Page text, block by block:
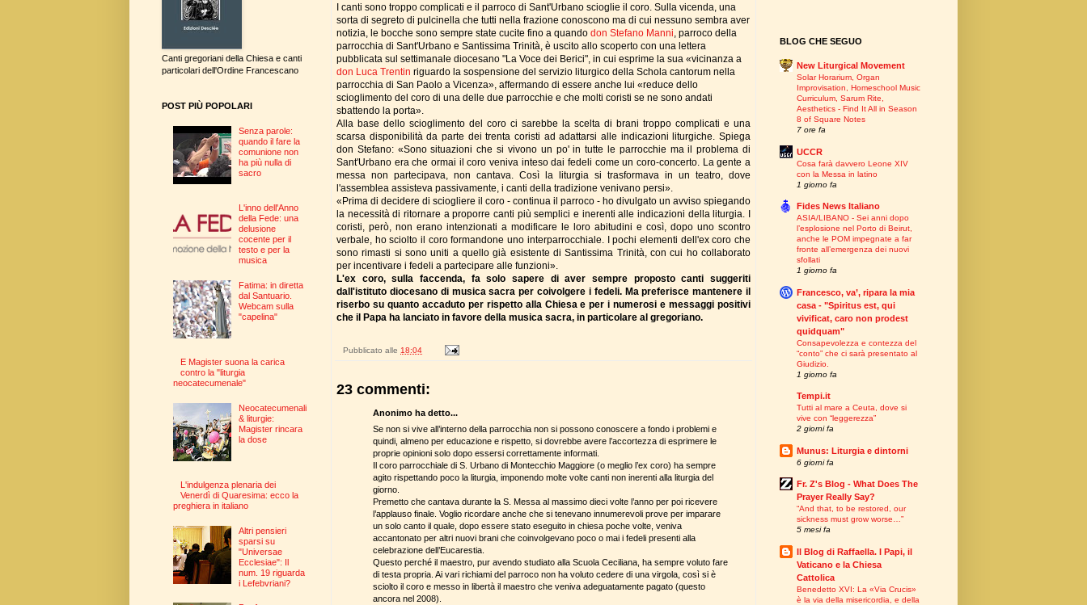
I canti sono troppo complicati e il parroco di Sant'Urbano scioglie il coro. Sulla vicenda, una
sorta di segreto di pulcinella che tutti nella frazione conoscono ma di cui nessuno sembra aver
notizia, le bocche sono sempre state cucite fino a quando don Stefano Manni , parroco della
parrocchia di Sant'Urbano e Santissima Trinità, è uscito allo scoperto con una lettera
pubblicata sul settimanale diocesano "La Voce dei Berici", in cui esprime la sua «vicinanza a
don Luca Trentin riguardo la sospensione del servizio liturgico della Schola cantorum nella
parrocchia di San Paolo a Vicenza», affermando di essere anche lui «reduce dello
scioglimento del coro di una delle due parrocchie e che molti coristi se ne sono andati
sbattendo la porta».
Alla base dello scioglimento del coro ci sarebbe la scelta di brani troppo complicati e una
scarsa disponibilità da parte dei trenta coristi ad adattarsi alle indicazioni liturgiche. Spiega
don Stefano: «Sono situazioni che si vivono un po' in tutte le parrocchie ma il problema di
Sant'Urbano era che ormai il coro veniva inteso dai fedeli come un coro-concerto. La gente a
messa non partecipava, non cantava. Così la liturgia si trasformava in un teatro, dove
l'assemblea assisteva passivamente, i canti della tradizione venivano persi».
«Prima di decidere di sciogliere il coro - continua il parroco - ho divulgato un avviso spiegando
la necessità di ritornare a proporre canti più semplici e inerenti alle indicazioni della liturgia. I
coristi, però, non erano intenzionati a modificare le loro abitudini e così, dopo uno scontro
verbale, ho sciolto il coro formandone uno interparrocchiale. I pochi elementi dell'ex coro che
sono rimasti si sono uniti a quello già esistente di Santissima Trinità, con cui ho collaborato
per incentivare i fedeli a partecipare alle funzioni».
L'ex coro, sulla faccenda, fa solo sapere di aver sempre proposto canti suggeriti
dall'istituto diocesano di musica sacra per coivolgere i fedeli. Ma preferisce mantenere il
riserbo su quanto accaduto per rispetto alla Chiesa e per i numerosi e messaggi positivi
che il Papa ha lanciato in favore della musica sacra, in particolare al gregoriano.
Pubblicato alle 18:04
23 commenti:
Anonimo ha detto...
Se non si vive all’interno della parrocchia non si possono conoscere a fondo i problemi e
quindi, almeno per educazione e rispetto, si dovrebbe avere l’accortezza di esprimere le
proprie opinioni solo dopo essersi correttamente informati.
Il coro parrocchiale di S. Urbano di Montecchio Maggiore (o meglio l’ex coro) ha sempre
agito rispettando poco la liturgia, imponendo molte volte canti non inerenti alla liturgia del
giorno.
Premetto che cantava durante la S. Messa al massimo dieci volte l’anno per poi ricevere
l’applauso finale. Voglio ricordare anche che si tenevano innumerevoli prove per imparare
un solo canto il quale, dopo essere stato eseguito in chiesa poche volte, veniva
accantonato per altri nuovi brani che coinvolgevano poco o mai i fedeli presenti alla
celebrazione dell’Eucarestia.
Questo perché il maestro, pur avendo studiato alla Scuola Ceciliana, ha sempre voluto fare
di testa propria. Ai vari richiami del parroco non ha voluto cedere di una virgola, così si è
sciolto il coro e messo in libertà il maestro che veniva adeguatamente pagato (questo
ancora nel 2008).
Canti gregoriani della Chiesa e canti
particolari dell'Ordine Francescano
POST PIÙ POPOLARI
Senza parole:
quando il fare la
comunione non
ha più nulla di
sacro
L'inno dell'Anno
della Fede: una
delusione
cocente per il
testo e per la
musica
Fatima: in diretta
dal Santuario.
Webcam sulla
"capelina"
E Magister suona la carica
contro la "liturgia
neocatecumenale"
Neocatecumenali
& liturgie:
Magister rincara
la dose
L'indulgenza plenaria dei
Venerdì di Quaresima: ecco la
preghiera in italiano
Altri pensieri
sparsi su
"Universae
Ecclesiae": Il
num. 19 riguarda
i Lefebvriani?
BLOG CHE SEGUO
New Liturgical Movement
Solar Horarium, Organ
Improvisation, Homeschool Music
Curriculum, Sarum Rite,
Aesthetics - Find It All in Season
8 of Square Notes
7 ore fa
UCCR
Cosa farà davvero Leone XIV
con la Messa in latino
1 giorno fa
Fides News Italiano
ASIA/LIBANO - Sei anni dopo
l’esplosione nel Porto di Beirut,
anche le POM impegnate a far
fronte all’emergenza dei nuovi
sfollati
1 giorno fa
Francesco, va’, ripara la mia
casa - "Spiritus est, qui
vivificat, caro non prodest
quidquam"
Consapevolezza e contezza del
“conto” che ci sarà presentato al
Giudizio.
1 giorno fa
Tempi.it
Tutti al mare a Ceuta, dove si
vive con “leggerezza”
2 giorni fa
Munus: Liturgia e dintorni
6 giorni fa
Fr. Z's Blog - What Does The
Prayer Really Say?
“And that, to be restored, our
sickness must grow worse…”
5 mesi fa
Il Blog di Raffaella. I Papi, il
Vaticano e la Chiesa
Cattolica
Benedetto XVI: La «Via Crucis»
è la via della misericordia, e della